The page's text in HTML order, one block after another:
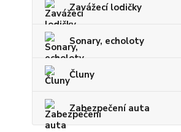
Zavážecí lodičky
Sonary, echoloty
Čluny
Zabezpečení auta